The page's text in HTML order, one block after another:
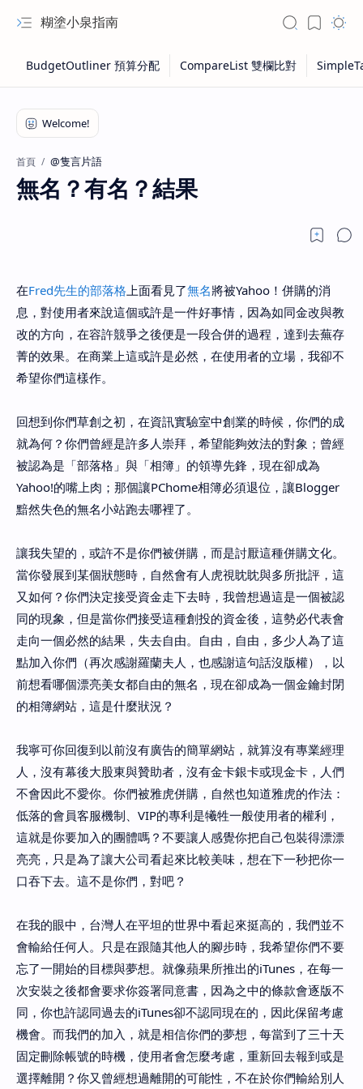
糊塗小泉指南
首頁 @隻言片語
無名？有名？結果
在Fred先生的部落格上面看見了無名將被Yahoo！併購的消
息，對使用者來說這個或許是一件好事情，因為如同金改與教
改的方向，在容許競爭之後便是一段合併的過程，達到去蕪存
菁的效果。在商業上這或許是必然，在使用者的立場，我卻不
希望你們這樣作。
回想到你們草創之初，在資訊實驗室中創業的時候，你們的成
就為何？你們曾經是許多人崇拜，希望能夠效法的對象；曾經
被認為是「部落格」與「相簿」的領導先鋒，現在卻成為
Yahoo!的嘴上肉；那個讓PChome相簿必須退位，讓Blogger
黯然失色的無名小站跑去哪裡了。
讓我失望的，或許不是你們被併購，而是討厭這種併購文化。
當你發展到某個狀態時，自然會有人虎視眈眈與多所批評，這
又如何？你們決定接受資金走下去時，我曾想過這是一個被認
同的現象，但是當你們接受這種創投的資金後，這勢必代表會
走向一個必然的結果，失去自由。自由，自由，多少人為了這
點加入你們（再次感謝羅蘭夫人，也感謝這句話沒版權），以
前想看哪個漂亮美女都自由的無名，現在卻成為一個金鑰封閉
的相簿網站，這是什麼狀況？
我寧可你回復到以前沒有廣告的簡單網站，就算沒有專業經理
人，沒有幕後大股東與贊助者，沒有金卡銀卡或現金卡，人們
不會因此不愛你。你們被雅虎併購，自然也知道雅虎的作法：
低落的會員客服機制、VIP的專利是犧牲一般使用者的權利，
這就是你要加入的團體嗎？不要讓人感覺你把自己包裝得漂漂
亮亮，只是為了讓大公司看起來比較美味，想在下一秒把你一
口吞下去。這不是你們，對吧？
在我的眼中，台灣人在平坦的世界中看起來挺高的，我們並不
會輸給任何人。只是在跟隨其他人的腳步時，我希望你們不要
忘了一開始的目標與夢想。就像蘋果所推出的iTunes，在每一
次安裝之後都會要求你簽署同意書，因為之中的條款會逐版不
同，你也許認同過去的iTunes卻不認同現在的，因此保留考慮
機會。而我們的加入，就是相信你們的夢想，每當到了三十天
固定刪除帳號的時機，使用者會怎麼考慮，重新回去報到或是
選擇離開？你又曾經想過離開的可能性，不在於你們輸給別人